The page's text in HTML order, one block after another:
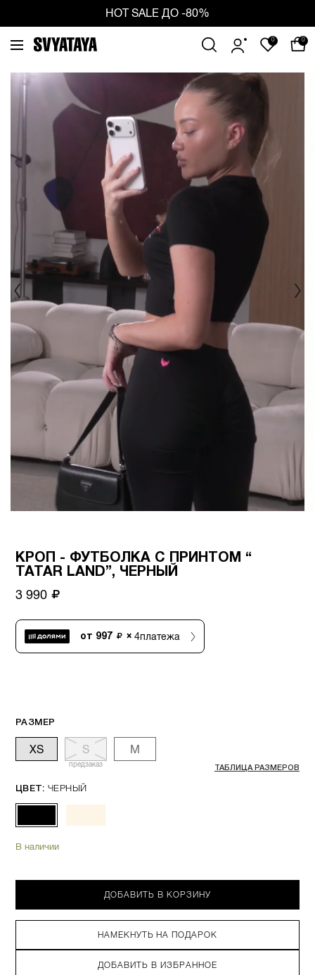
HOT SALE ДО -80%
0 0
КРОП - ФУТБОЛКА С ПРИНТОМ “
TATAR LAND”, ЧЕРНЫЙ
3 990
от 997 × 4платежа
РАЗМЕР
XS S
предзаказ
M
ТАБЛИЦА РАЗМЕРОВ
ЦВЕТ: ЧЕРНЫЙ
В наличии
ДОБАВИТЬ В КОРЗИНУ
НАМЕКНУТЬ НА ПОДАРОК
ДОБАВИТЬ В ИЗБРАННОЕ